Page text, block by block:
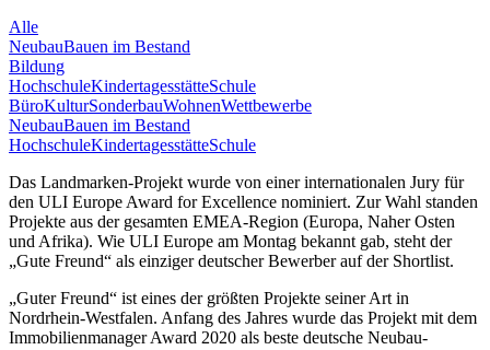
Alle
NeubauBauen im Bestand
Bildung
HochschuleKindertagesstätteSchule
BüroKulturSonderbauWohnenWettbewerbe
NeubauBauen im Bestand
HochschuleKindertagesstätteSchule
Das Landmarken-Projekt wurde von einer internationalen Jury für
den ULI Europe Award for Excellence nominiert. Zur Wahl standen
Projekte aus der gesamten EMEA-Region (Europa, Naher Osten
und Afrika). Wie ULI Europe am Montag bekannt gab, steht der
„Gute Freund“ als einziger deutscher Bewerber auf der Shortlist.
„Guter Freund“ ist eines der größten Projekte seiner Art in
Nordrhein-Westfalen. Anfang des Jahres wurde das Projekt mit dem
Immobilienmanager Award 2020 als beste deutsche Neubau-